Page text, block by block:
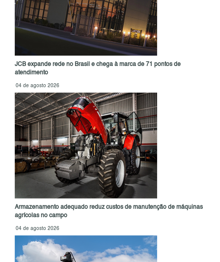
JCB expande rede no Brasil e chega à marca de 71 pontos de
atendimento
04 de agosto 2026
Armazenamento adequado reduz custos de manutenção de máquinas
agrícolas no campo
04 de agosto 2026